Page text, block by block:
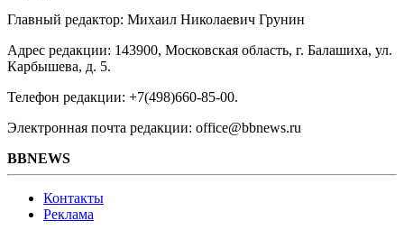
Главный редактор: Михаил Николаевич Грунин
Адрес редакции: 143900, Московская область, г. Балашиха, ул.
Карбышева, д. 5.
Телефон редакции: +7(498)660-85-00.
Электронная почта редакции: office@bbnews.ru
BBNEWS
Контакты
Реклама